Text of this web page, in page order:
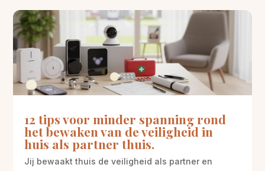
12 tips voor minder spanning rond
het bewaken van de veiligheid in
huis als partner thuis.
Jij bewaakt thuis de veiligheid als partner en